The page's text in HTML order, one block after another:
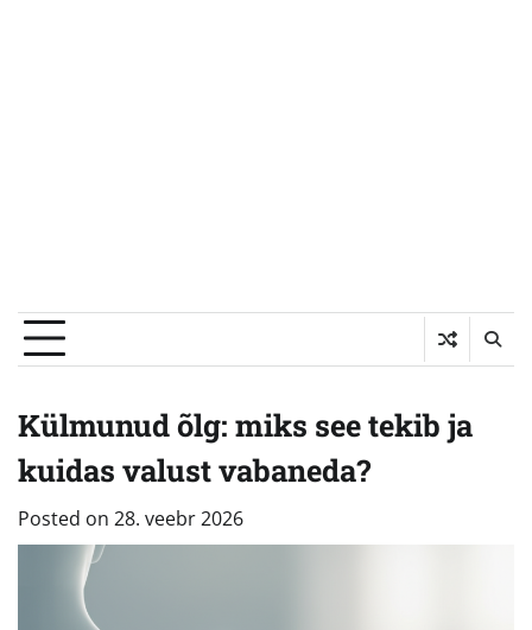
Külmunud õlg: miks see tekib ja
kuidas valust vabaneda?
Posted on 28. veebr 2026